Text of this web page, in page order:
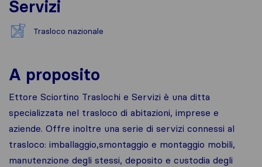
Servizi
Trasloco nazionale
A proposito
Ettore Sciortino Traslochi e Servizi è una ditta
specializzata nel trasloco di abitazioni, imprese e
aziende. Offre inoltre una serie di servizi connessi al
trasloco: imballaggio,smontaggio e montaggio mobili,
manutenzione degli stessi, deposito e custodia degli